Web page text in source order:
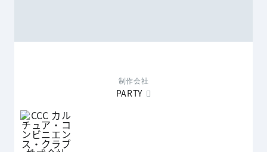
制作会社
PARTY